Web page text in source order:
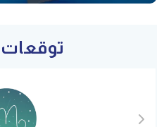
توقعات